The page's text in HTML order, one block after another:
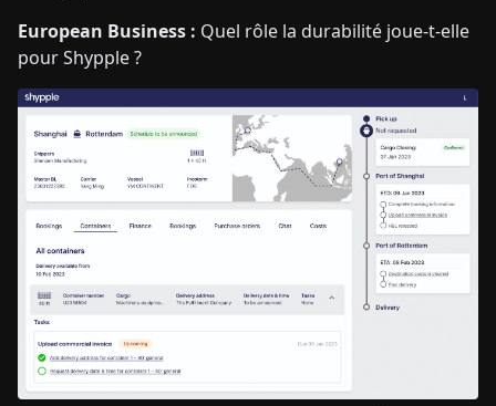
European Business : Quel rôle la durabilité joue-t-elle
pour Shypple ?